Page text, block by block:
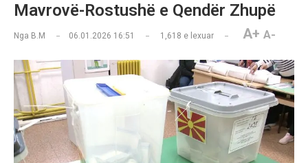
Mavrovë-Rostushë e Qendër Zhupë
Nga B.M 06.01.2026 16:51 1,618 e lexuar A+ A-